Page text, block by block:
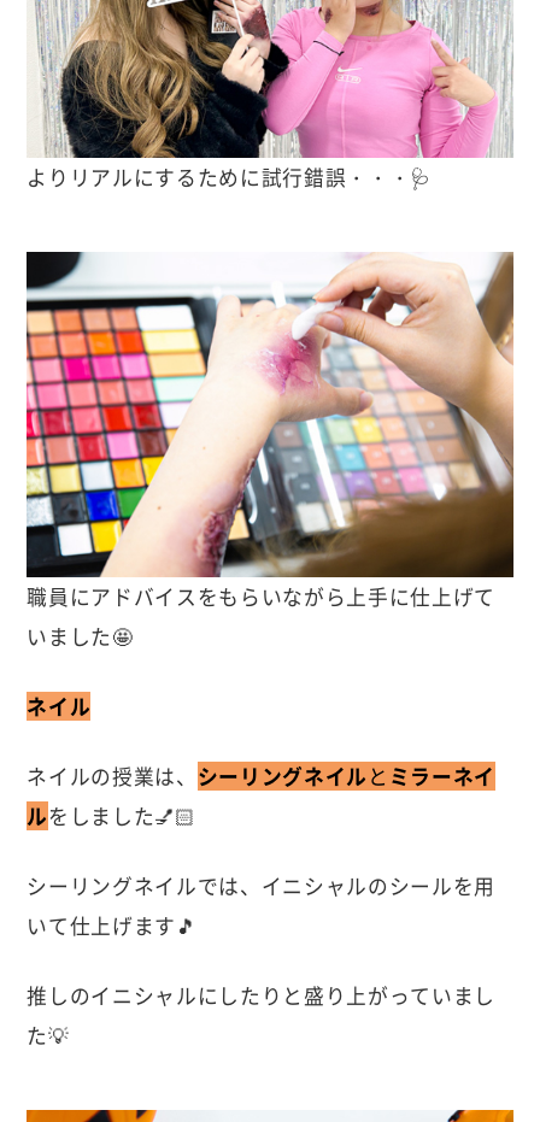
よりリアルにするために試行錯誤・・・🩺
職員にアドバイスをもらいながら上手に仕上げて
いました🤩
ネイル
ネイルの授業は、 シーリングネイル と ミラーネイ
ルをしました💅🏻
シーリングネイルでは、イニシャルのシールを用
いて仕上げます🎵
推しのイニシャルにしたりと盛り上がっていまし
た💡